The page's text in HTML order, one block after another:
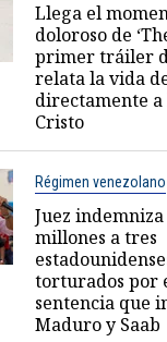
Llega el
doloroso de
primer tráiler
relata la vida
directamente a
Cristo
Régimen venezolano
Juez indemniza
millones a tres
torturados por
sentencia que
Maduro y Saab